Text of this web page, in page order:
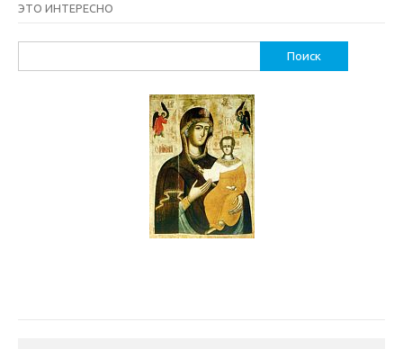
ЭТО ИНТЕРЕСНО